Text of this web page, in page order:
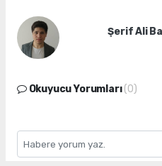
Şerif Ali
Okuyucu Yorumları(0)